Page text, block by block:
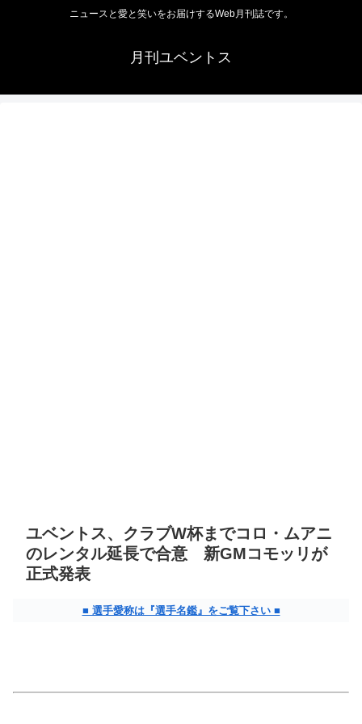
ニュースと愛と笑いをお届けするWeb月刊誌です。
月刊ユベントス
ユベントス、クラブW杯までコロ・ムアニ
のレンタル延長で合意 新GMコモッリが
正式発表
■ 選手愛称は『選手名鑑』をご覧下さい ■